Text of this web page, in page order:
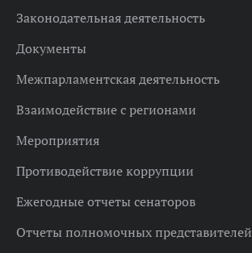
Законодательная деятельность
Документы
Межпарламентская деятельность
Взаимодействие с регионами
Мероприятия
Противодействие коррупции
Ежегодные отчеты сенаторов
Отчеты полномочных представителей